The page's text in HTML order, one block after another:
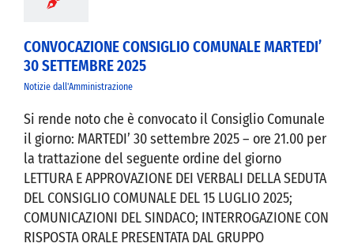
CONVOCAZIONE CONSIGLIO COMUNALE MARTEDI’
30 SETTEMBRE 2025
Notizie dall'Amministrazione
Si rende noto che è convocato il Consiglio Comunale
il giorno: MARTEDI’ 30 settembre 2025 – ore 21.00 per
la trattazione del seguente ordine del giorno
LETTURA E APPROVAZIONE DEI VERBALI DELLA SEDUTA
DEL CONSIGLIO COMUNALE DEL 15 LUGLIO 2025;
COMUNICAZIONI DEL SINDACO; INTERROGAZIONE CON
RISPOSTA ORALE PRESENTATA DAL GRUPPO